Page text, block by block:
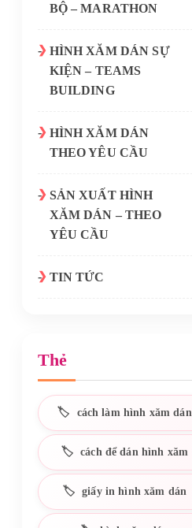
BỘ – MARATHON
HÌNH XĂM DÁN SỰ
KIỆN – TEAMS
BUILDING
HÌNH XĂM DÁN
THEO YÊU CẦU
SẢN XUẤT HÌNH
XĂM DÁN – THEO
YÊU CẦU
TIN TỨC
Thẻ
cách làm hình xăm dán
cách để dán hình xăm
giấy in hình xăm dán